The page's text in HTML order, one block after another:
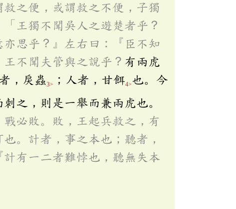
之便，或謂救之不便，子獨
王獨不聞吳人之遊楚者乎？
思乎？』左右曰：『臣不知
不聞夫管與之說乎？ 有兩虎
，戾蟲 3> ；人者，甘餌4>也。今
之，則是一舉而兼兩虎也。
戰必敗。敗，王起兵救之，有
。計者，事之本也；聽者，
有一二者難悖也，聽無失本